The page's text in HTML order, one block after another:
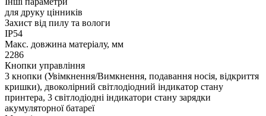
для друку цінників
Захист від пилу та вологи
IP54
Макс. довжина матеріалу, мм
2286
Кнопки управління
3 кнопки (Увімкнення/Вимкнення, подавання носія, відкриття
кришки), двоколірний світлодіодний індикатор стану
принтера, 3 світлодіодні індикатори стану зарядки
акумуляторної батареї